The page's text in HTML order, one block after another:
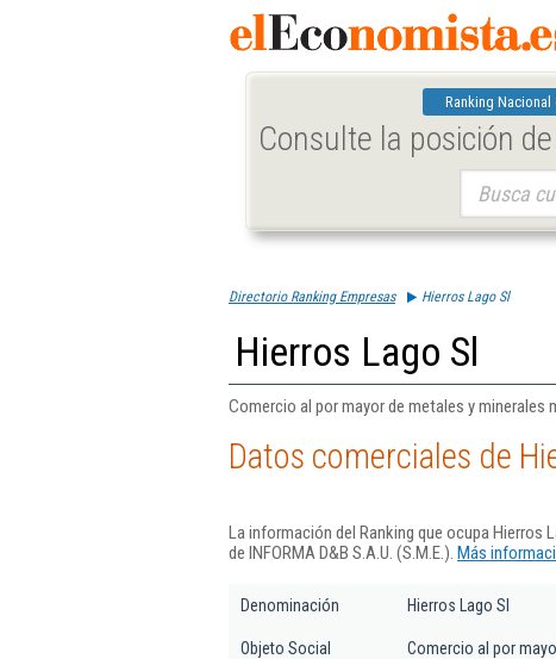
Ranking Nacional
Consulte la posición
Directorio Ranking Empresas Hierros Lago Sl
Hierros Lago Sl
Comercio al por mayor de metales y minerales
Datos comerciales de
La información del Ranking que ocupa Hierros
de INFORMA D&B S.A.U. (S.M.E.). Más
Denominación Hierros Lago Sl
Objeto Social Comercio al por